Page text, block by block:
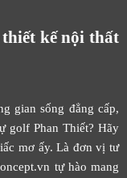
kế nội thất
gian sống đẳng cấp,
golf Phan Thiết? Hãy
mơ ấy. Là đơn vị tư
tự hào mang